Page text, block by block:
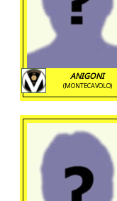
ANIGONI
(MONTECAVOLO)